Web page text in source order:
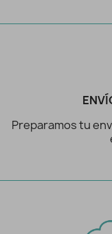
Preparamos tu